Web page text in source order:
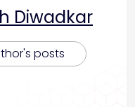
Diwadkar
posts